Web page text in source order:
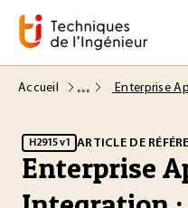
Accueil Enterprise
H2915 v1 ARTICLE DE
Enterprise